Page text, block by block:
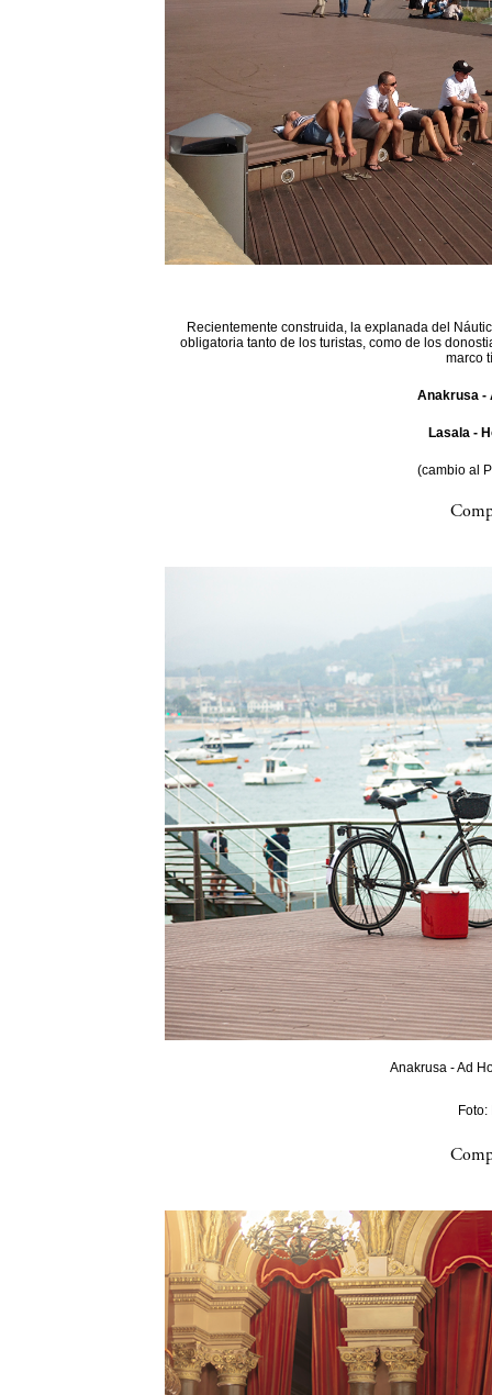
Recientemente construida, la explanada del
obligatoria tanto de los turistas, como de los
marco
Anakrusa -
Lasala -
(cambio al
Anakrusa - Ad